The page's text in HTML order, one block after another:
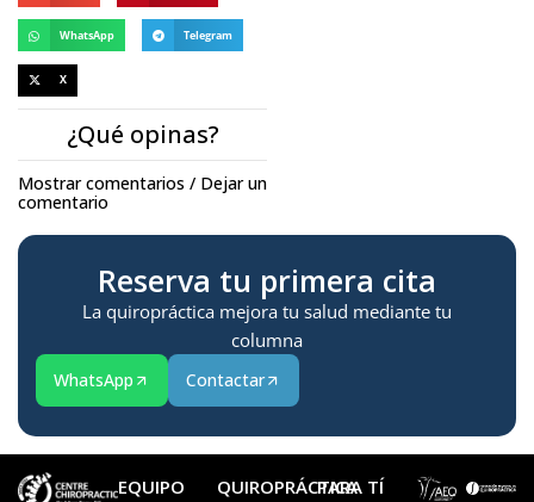
WhatsApp Telegram
X
¿Qué opinas?
Mostrar comentarios / Dejar un
comentario
Reserva tu primera cita
La quiropráctica mejora tu salud mediante tu
columna
WhatsApp Contactar
EQUIPO QUIROPRÁCTICA
PARA TÍ